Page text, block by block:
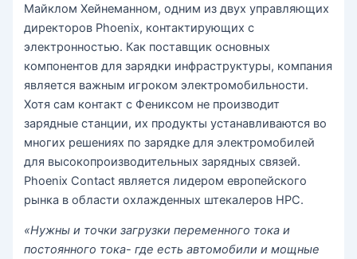
Майклом Хейнеманном, одним из двух управляющих
директоров Phoenix, контактирующих с
электронностью. Как поставщик основных
компонентов для зарядки инфраструктуры, компания
является важным игроком электромобильности.
Хотя сам контакт с Фениксом не производит
зарядные станции, их продукты устанавливаются во
многих решениях по зарядке для электромобилей
для высокопроизводительных зарядных связей.
Phoenix Contact является лидером европейского
рынка в области охлажденных штекалеров HPC.
«Нужны и точки загрузки переменного тока и
постоянного тока- где есть автомобили и мощные